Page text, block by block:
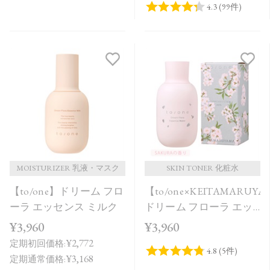
MOISTURIZER 乳液・マスク
【to/one】ドリーム フロ
ーラ エッセンス ミルク
¥3,960
定期初回価格:¥2,772
定期通常価格:¥3,168
SKIN TONER 化粧水
【to/
ドリーム フローラ エッ
センス ウォーター
品＞
¥3,960